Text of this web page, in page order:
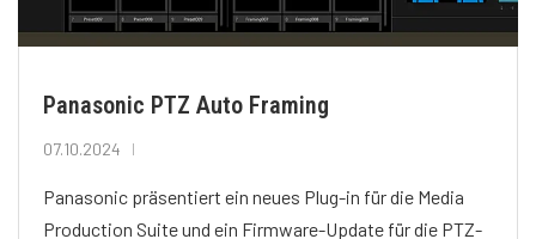
Panasonic PTZ Auto Framing
07.10.2024
Panasonic präsentiert ein neues Plug-in für die Media
Production Suite und ein Firmware-Update für die PTZ-